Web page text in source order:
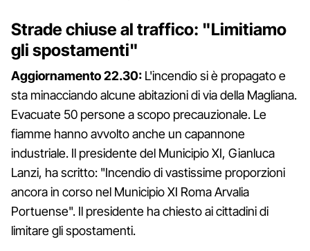
Strade chiuse al traffico: "Limitiamo
gli spostamenti"
Aggiornamento 22.30: L'incendio si è propagato e
sta minacciando alcune abitazioni di via della Magliana.
Evacuate 50 persone a scopo precauzionale. Le
fiamme hanno avvolto anche un capannone
industriale. Il presidente del Municipio XI, Gianluca
Lanzi, ha scritto: "Incendio di vastissime proporzioni
ancora in corso nel Municipio XI Roma Arvalia
Portuense". Il presidente ha chiesto ai cittadini di
limitare gli spostamenti.